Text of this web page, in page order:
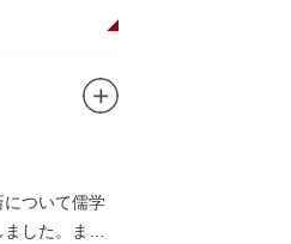
ついて儒学
した。ま